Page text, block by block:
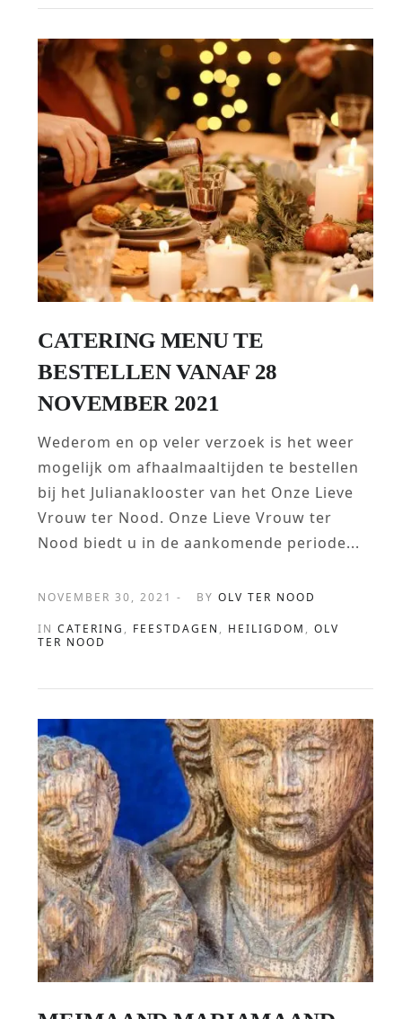
CATERING MENU TE
BESTELLEN VANAF 28
NOVEMBER 2021
Wederom en op veler verzoek is het weer
mogelijk om afhaalmaaltijden te bestellen
bij het Julianaklooster van het Onze Lieve
Vrouw ter Nood. Onze Lieve Vrouw ter
Nood biedt u in de aankomende periode...
NOVEMBER 30, 2021 - BYOLV TER NOOD
INCATERING , FEESTDAGEN , HEILIGDOM ,OLV
TER NOOD